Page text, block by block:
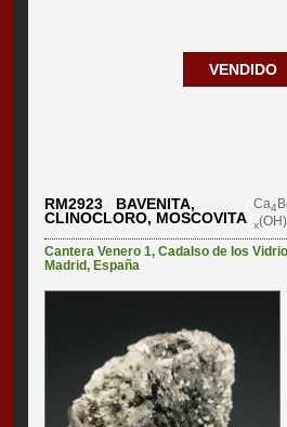
VENDIDO
RM2923 BAVENITA,
CLINOCLORO, MOSCOVITA
Ca4
x(OH)
Cantera Venero 1,Cadalso de los
Madrid,España